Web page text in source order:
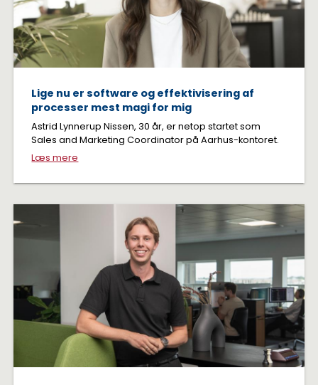
Lige nu er software og effektivisering af
processer mest magi for mig
Astrid Lynnerup Nissen, 30 år, er netop startet som
Sales and Marketing Coordinator på Aarhus-kontoret.
Læs mere